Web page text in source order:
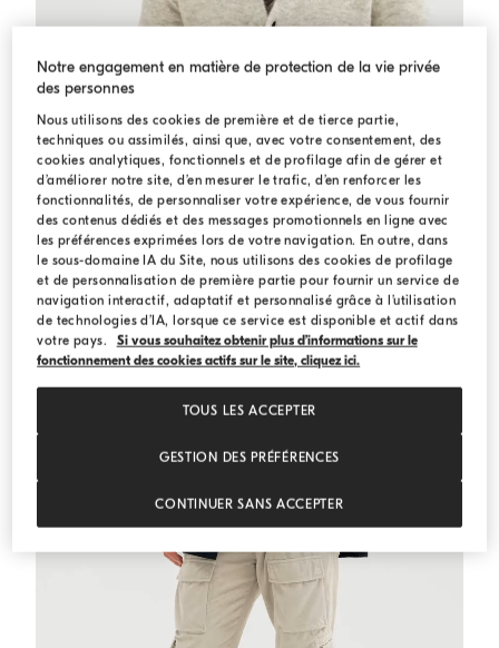
Cardigan en alpaga mélangé Gris Moyen
Cardigan en alpaga mélangé
6.050,00 C$
Notre engagement en matière de protection de la vie privée
des personnes
Nous utilisons des cookies de première et de tierce partie,
techniques ou assimilés, ainsi que, avec votre consentement, des
cookies analytiques, fonctionnels et de profilage afin de gérer et
d’améliorer notre site, d’en mesurer le trafic, d’en renforcer les
fonctionnalités, de personnaliser votre expérience, de vous fournir
des contenus dédiés et des messages promotionnels en ligne avec
les préférences exprimées lors de votre navigation. En outre, dans
le sous-domaine IA du Site, nous utilisons des cookies de profilage
et de personnalisation de première partie pour fournir un service de
navigation interactif, adaptatif et personnalisé grâce à l’utilisation
de technologies d’IA, lorsque ce service est disponible et actif dans
votre pays.
Si vous souhaitez obtenir plus d’informations sur le
fonctionnement des cookies actifs sur le site, cliquez ici.
GESTION DES PRÉFÉRENCES
CONTINUER SANS ACCEPTER
TOUS LES ACCEPTER